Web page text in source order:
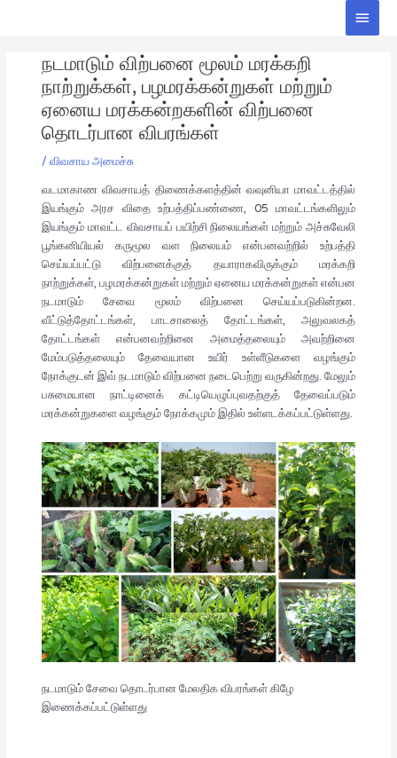
Main
நடமாடும் விற்பனை மூலம் மரக்கறி
நாற்றுக்கள், பழமரக்கன்றுகள் மற்றும்
ஏனைய மரக்கன்றகளின் விற்பனை
தொடர்பான விபரங்கள்
/ விவசாய அமைச்சு
வடமாகாண விவசாயத் திணைக்களத்தின் வவுனியா மாவட்டத்தில்
இயங்கும் அரச விதை உற்பத்திப்பண்ணை, 05 மாவட்டங்களிலும்
இயங்கும் மாவட்ட விவசாயப் பயிற்சி நிலையங்கள் மற்றும் அச்சுவேலி
பூங்கனியியல் கருமூல வள நிலையம் என்பனவற்றில் உற்பத்தி
செய்யப்பட்டு விற்பனைக்குத் தயாராகவிருக்கும் மரக்கறி
நாற்றுக்கள், பழமரக்கன்றுகள் மற்றும் ஏனைய மரக்கன்றுகள் என்பன
நடமாடும் சேவை மூலம் விற்பனை செய்யப்படுகின்றன.
வீட்டுத்தோட்டங்கள், பாடசாலைத் தோட்டங்கள், அலுவலகத்
தோட்டங்கள் என்பனவற்றினை அமைத்தலையும் அவற்றினை
மேம்படுத்தலையும் தேவையான உயிர் உள்ளீடுகளை வழங்கும்
நோக்குடன் இவ் நடமாடும் விற்பனை நடைபெற்று வருகின்றது. மேலும்
பசுமையான நாட்டினைக் கட்டியெழுப்புவதற்குத் தேவைப்படும்
மரக்கன்றுகளை வழங்கும் நோக்கமும் இதில் உள்ளடக்கப்பட்டுள்ளது.
நடமாடும் சேவை தொடர்பான மேலதிக விபரங்கள் கிழே
இணைக்கப்பட்டுள்ளது
navigation